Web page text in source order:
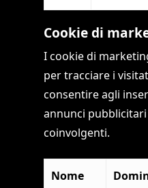
Cookie di
I cookie di
per tracciare i
consentire agli
annunci
coinvolgenti.
Nome